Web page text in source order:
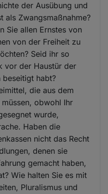
der Ausübung und
als Zwangsmaßnahme?
Sie allen Ernstes von
von der Freiheit zu
Seid ihr so
vor der Haustür der
beseitigt habt?
die aus dem
obwohl Ihr
wurde,
Haben die
nicht das Recht
denen sie
gemacht haben,
Wie halten Sie es mit
Pluralismus und